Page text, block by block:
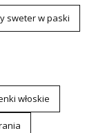
sweter w paski
włoskie